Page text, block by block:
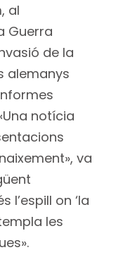
al
Guerra
de la
alemanys
notícia
va
l’espill on ‘la
les